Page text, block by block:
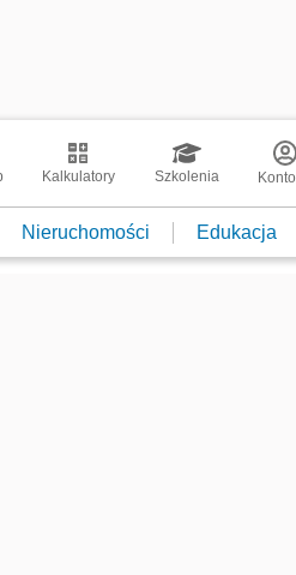
Kalkulatory Szkolenia Konto
Nieruchomości Edukacja